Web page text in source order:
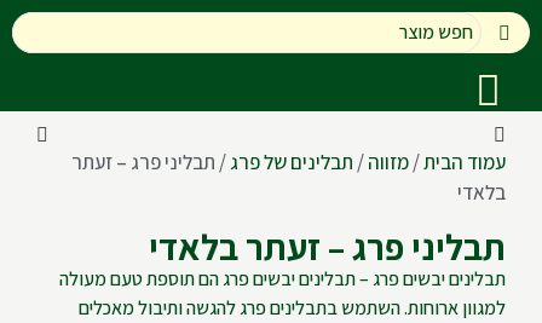
עמוד הבית/מזווה/ תבלינים של פרג/ תבליני פרג – זעתר
בלאדי
תבליני פרג – זעתר בלאדי
תבלינים יבשים פרג – תבלינים יבשים פרג הם תוספת טעם מעולה
למגוון ארוחות. השתמש בתבלינים פרג להגשה ותיבול מאכלים